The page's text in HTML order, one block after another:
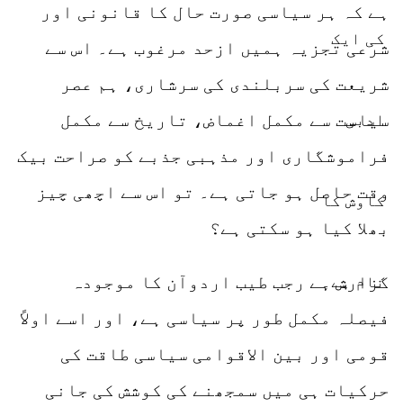
ہے کہ ہر سیاسی صورت حال کا قانونی اور
شرعی تجزیہ ہمیں ازحد مرغوب ہے۔ اس سے
شریعت کی سربلندی کی سرشاری، ہم عصر
سیاست سے مکمل اغماض، تاریخ سے مکمل
فراموشگاری اور مذہبی جذبے کو صراحت بیک
وقت حاصل ہو جاتی ہے۔ تو اس سے اچھی چیز
بھلا کیا ہو سکتی ہے؟
گزارش ہے رجب طیب اردوآن کا موجودہ
فیصلہ مکمل طور پر سیاسی ہے، اور اسے اولاً
قومی اور بین الاقوامی سیاسی طاقت کی
حرکیات ہی میں سمجھنے کی کوشش کی جانی